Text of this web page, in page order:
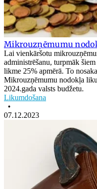
Mikrouzņēmumu
Lai vienkāršotu
administrēšanu, turpmāk
likme 25% apmērā. To
Mikrouzņēmumu nodokļa
2024.gada valsts budžetu.
Likumdošana
•
07.12.2023